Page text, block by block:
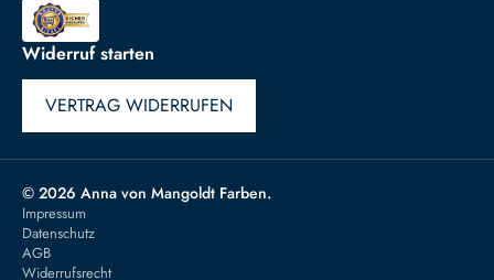
Widerruf starten
VERTRAG WIDERRUFEN
© 2026 Anna von Mangoldt Farben.
Impressum
Datenschutz
AGB
Widerrufsrecht